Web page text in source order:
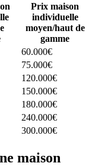
Prix maison
individuelle
moyen/haut de
gamme
60.000€
75.000€
120.000€
150.000€
180.000€
240.000€
300.000€
maison